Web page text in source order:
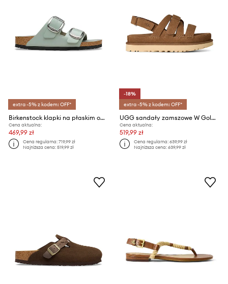
extra -5% z kodem: OFF*
Birkenstock klapki na płaskim obcasie damskie skórzane Arizona Big Buckle
Cena aktualna:
469,99 zł
Cena regularna:719,99 zł
Najniższa cena:519,99 zł
-18%
extra -5% z kodem: OFF*
UGG sandały zamszowe W Goldenstar Gleam
Cena aktualna:
519,99 zł
Cena regularna:639,99 zł
Najniższa cena:639,99 zł